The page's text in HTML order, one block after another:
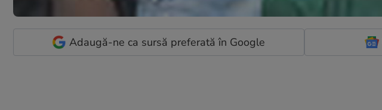
Adaugă-ne ca sursă preferată în Google